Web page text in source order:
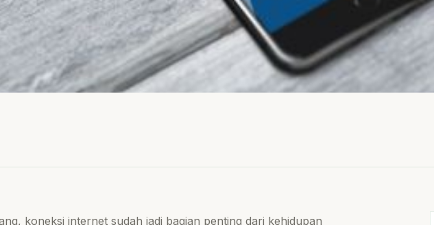
koneksi internet sudah jadi bagian penting dari kehidupan